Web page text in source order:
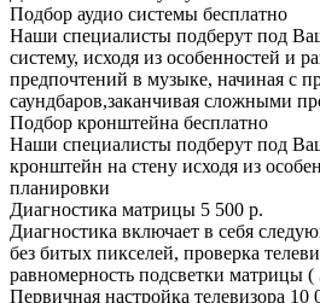
Подбор аудио системы бесплатно
Наши специалисты подберут под
систему, исходя из особенностей и
предпочтений в музыке, начиная с
саундбаров,заканчивая сложными
Подбор кронштейна бесплатно
Наши специалисты подберут под
кронштейн на стену исходя из
планировки
Диагностика матрицы 5 500 р.
Диагностика включает в себя
без битых пикселей, проверка
равномерность подсветки матрицы (
Первичная настройка телевизора 10